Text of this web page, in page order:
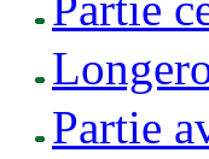
Partie